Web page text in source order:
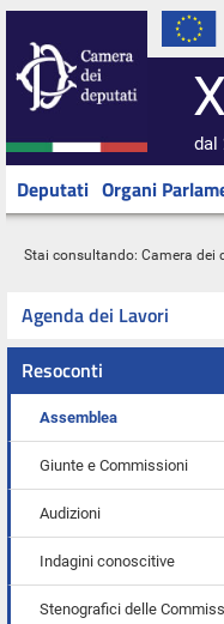
dal
Deputati Organi
Stai consultando: Camera dei
Agenda dei Lavori
Resoconti
Assemblea
Giunte e Commissioni
Audizioni
Indagini conoscitive
Stenografici delle